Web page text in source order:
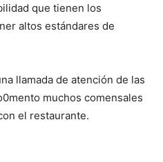
que tienen los
altos estándares de
llamada de atención de las
muchos comensales
el restaurante.